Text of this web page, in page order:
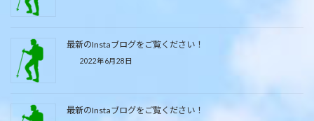
最新のInstaブログをご覧ください！
2022年6月28日
最新のInstaブログをご覧ください！